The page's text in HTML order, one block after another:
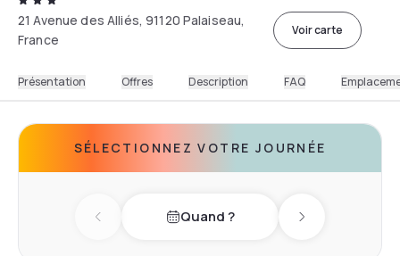
21 Avenue des Alliés, 91120 Palaiseau,
France
Voir carte
Présentation Offres Description FAQ
SÉLECTIONNEZ VOTRE JOURNÉE
Previous dayQuand ? Next day